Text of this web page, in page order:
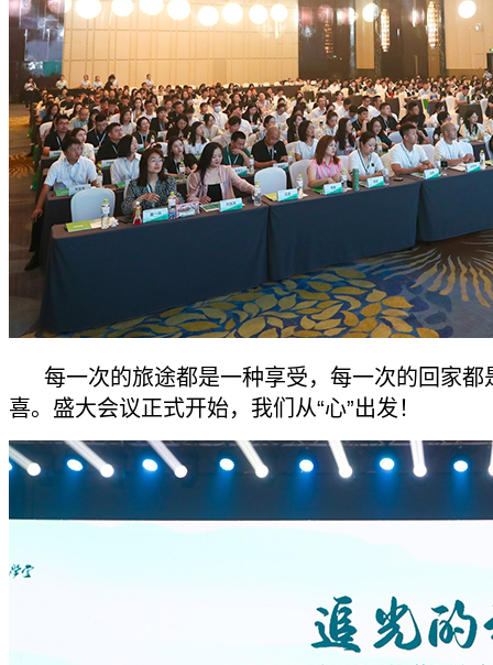
每一次的旅途都是一种享受，每一次的回家都
喜。盛大会议正式开始，我们从“心”出发！